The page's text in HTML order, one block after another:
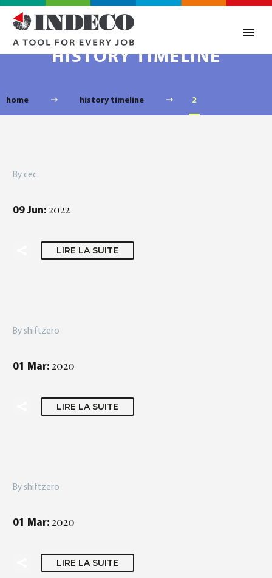
Français(Français)
HISTORY TIMELINE
home history timeline 2
By cec
09 Jun: 2022
LIRE LA SUITE
By shiftzero
01 Mar: 2020
LIRE LA SUITE
By shiftzero
01 Mar: 2020
LIRE LA SUITE